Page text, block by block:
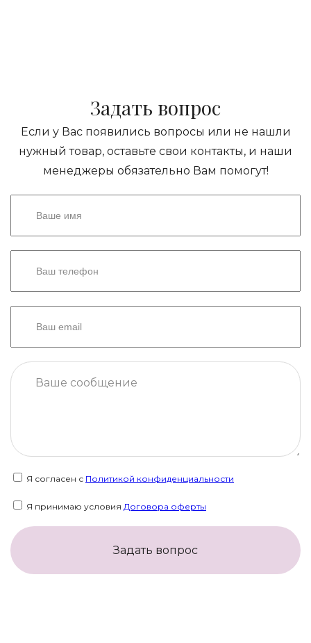
Задать вопрос
Если у Вас появились вопросы или не нашли
нужный товар, оставьте свои контакты, и наши
менеджеры обязательно Вам помогут!
Я согласен с Политикой конфиденциальности
Я принимаю условия Договора оферты
Задать вопрос